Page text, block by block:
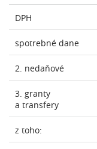
DPH
spotrebné dane
2. nedaňové
3. granty
a transfery
z toho: